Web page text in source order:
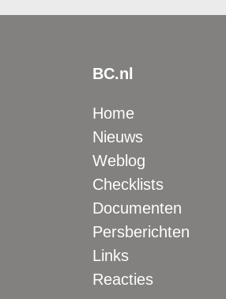
BC.nl
Home
Nieuws
Weblog
Checklists
Documenten
Persberichten
Links
Reacties